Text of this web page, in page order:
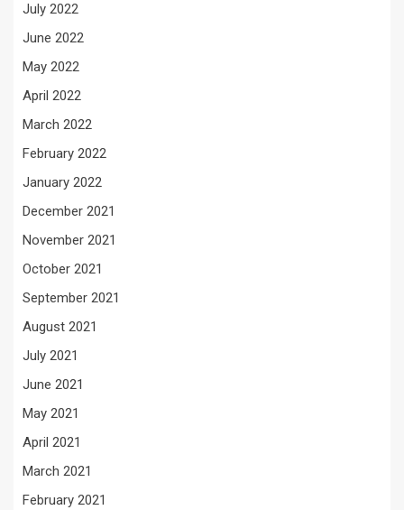
July 2022
June 2022
May 2022
April 2022
March 2022
February 2022
January 2022
December 2021
November 2021
October 2021
September 2021
August 2021
July 2021
June 2021
May 2021
April 2021
March 2021
February 2021